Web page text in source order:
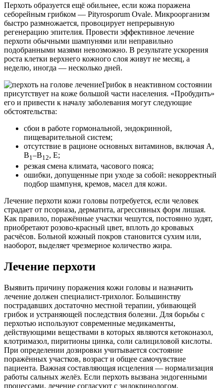
Перхоть образуется ещё обильнее, если кожа поражена
себорейным грибком — Pityrosporum Ovale. Микроорганизм
быстро размножается, провоцирует непрерывную
регенерацию эпителия. Провести эффективное лечение
перхоти обычными шампунями или неправильно
подобранными мазями невозможно. В результате ускорения
роста клетки верхнего кожного слоя живут не месяц, а
неделю, иногда — несколько дней.
Грибок в неактивном состоянии
присутствует на коже большой части населения. «Пробудить»
его и привести к началу заболевания могут следующие
обстоятельства:
сбои в работе гормональной, эндокринной,
пищеварительной систем;
отсутствие в рационе основных витаминов, включая A,
B1 –B12, E;
резкая смена климата, часового пояса;
ошибки, допущенные при уходе за собой: некорректный
подбор шампуня, кремов, масел для кожи.
Лечение перхоти кожи головы потребуется, если человек
страдает от псориаза, дерматита, агрессивных форм лишая.
Как правило, поражённые участки чешутся, постоянно зудят,
приобретают розово-красный цвет, вплоть до кровавых
расчёсов. Больной кожный покров становится сухим или,
наоборот, выделяет чрезмерное количество жира.
Лечение перхоти
Выявить причину поражения кожи головы и назначить
лечение должен специалист-трихолог. Большинству
пострадавших достаточно местной терапии, убивающей
грибок и устраняющей последствия болезни. Для борьбы с
перхотью используют современные медикаменты,
действующими веществами в которых являются кетоконазол,
клотримазол, пиритионы цинка, соли салициловой кислоты.
При определении дозировки учитывается состояние
поражённых участков, возраст и общее самочувствие
пациента. Важная составляющая исцеления — нормализация
работы сальных желёз. Если перхоть вызвана эндогенными
процессами, лечение согласуют с эндокринологом,